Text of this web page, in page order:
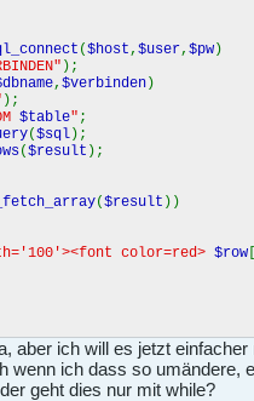
($host, $user, $pw )
);
, $verbinden )
);
$table" ;
($sql );
($result );
($result ))
color=red> $row
aber ich will es jetzt
wenn ich dass so umändere,
geht dies nur mit while?